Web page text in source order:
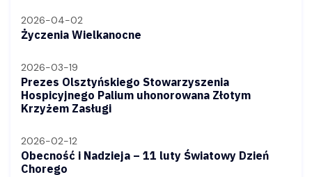
2026-04-02
Życzenia Wielkanocne
2026-03-19
Prezes Olsztyńskiego Stowarzyszenia
Hospicyjnego Palium uhonorowana Złotym
Krzyżem Zasługi
2026-02-12
Obecność i Nadzieja – 11 luty Światowy Dzień
Chorego